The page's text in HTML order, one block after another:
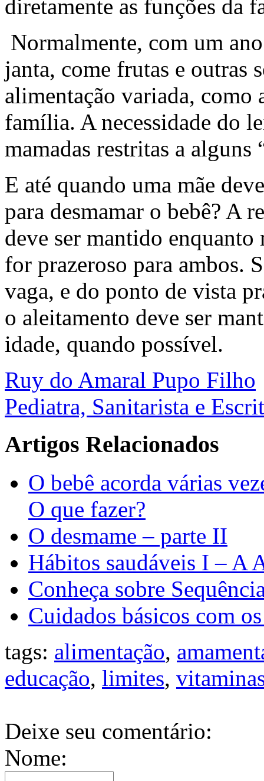
diretamente as funções da
Normalmente, com um
janta, come frutas e outras
alimentação variada, como
família. A necessidade do
mamadas restritas a alguns
E até quando uma mãe
para desmamar o bebê? A
deve ser mantido
for prazeroso para ambos.
vaga, e do ponto de vista
o aleitamento deve ser
idade, quando possível.
Ruy do Amaral Pupo Filho
Pediatra, Sanitarista e
Artigos Relacionados
O bebê acorda várias
O que fazer?
O desmame – parte II
Hábitos saudáveis I – A
Conheça sobre
Cuidados básicos com
tags: alimentação,
educação, limites,
Deixe seu comentário:
Nome: